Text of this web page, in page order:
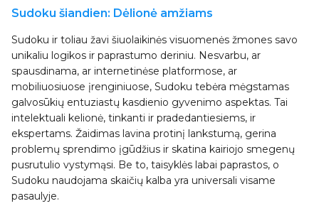
Sudoku šiandien: Dėlionė amžiams
Sudoku ir toliau žavi šiuolaikinės visuomenės žmones savo
unikaliu logikos ir paprastumo deriniu. Nesvarbu, ar
spausdinama, ar internetinėse platformose, ar
mobiliuosiuose įrenginiuose, Sudoku tebėra mėgstamas
galvosūkių entuziastų kasdienio gyvenimo aspektas. Tai
intelektuali kelionė, tinkanti ir pradedantiesiems, ir
ekspertams. Žaidimas lavina protinį lankstumą, gerina
problemų sprendimo įgūdžius ir skatina kairiojo smegenų
pusrutulio vystymąsi. Be to, taisyklės labai paprastos, o
Sudoku naudojama skaičių kalba yra universali visame
pasaulyje.